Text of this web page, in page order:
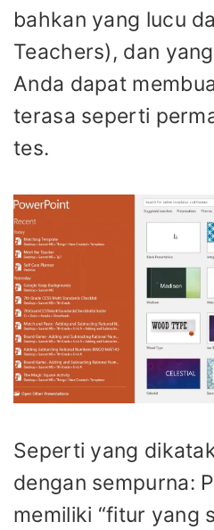
bahkan yang lucu
Teachers), dan
Anda dapat
terasa seperti
tes.
Seperti yang
dengan sempurna:
memiliki “fitur yang